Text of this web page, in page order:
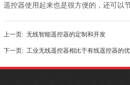
遥控器使用起来也是很方便的，还可以
上一页: 无线智能遥控器的定制和开发
下一页: 工业无线遥控器相比于有线遥控器的